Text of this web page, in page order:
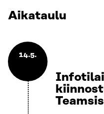
Aikataulu
14.5.